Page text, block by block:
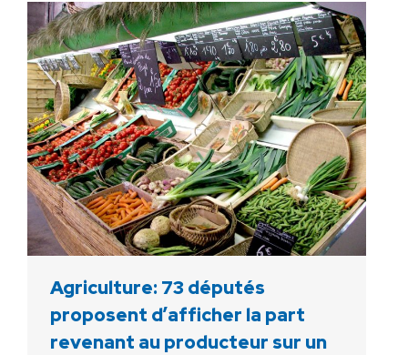
Agriculture: 73 députés
proposent d’afficher la part
revenant au producteur sur un